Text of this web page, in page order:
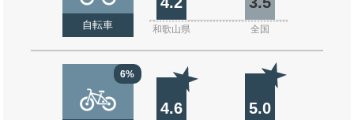
自転車 和歌山県 全国
6%
4.6 5.0